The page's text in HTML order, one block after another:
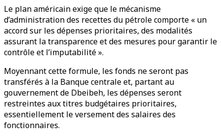
Le plan américain exige que le mécanisme
d’administration des recettes du pétrole comporte « un
accord sur les dépenses prioritaires, des modalités
assurant la transparence et des mesures pour garantir le
contrôle et l’imputabilité ».
Moyennant cette formule, les fonds ne seront pas
transférés à la Banque centrale et, partant au
gouvernement de Dbeibeh, les dépenses seront
restreintes aux titres budgétaires prioritaires,
essentiellement le versement des salaires des
fonctionnaires.